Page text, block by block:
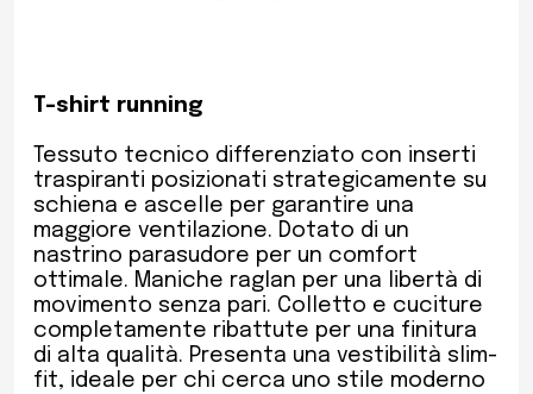
T-shirt running
Tessuto tecnico differenziato con inserti
traspiranti posizionati strategicamente su
schiena e ascelle per garantire una
maggiore ventilazione. Dotato di un
nastrino parasudore per un comfort
ottimale. Maniche raglan per una libertà di
movimento senza pari. Colletto e cuciture
completamente ribattute per una finitura
di alta qualità. Presenta una vestibilità slim-
fit, ideale per chi cerca uno stile moderno